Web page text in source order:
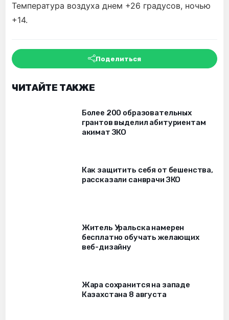
Температура воздуха днем +26 градусов, ночью
+14.
Поделиться
ЧИТАЙТЕ ТАКЖЕ
Более 200 образовательных
грантов выделил абитуриентам
акимат ЗКО
Как защитить себя от бешенства,
рассказали санврачи ЗКО
Житель Уральска намерен
бесплатно обучать желающих
веб-дизайну
Жара сохранится на западе
Казахстана 8 августа